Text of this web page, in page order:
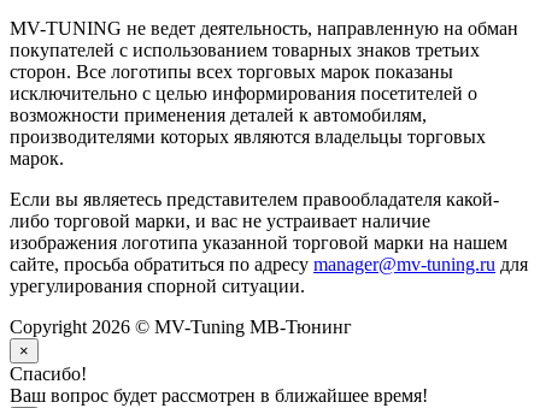
MV-TUNING не ведет деятельность, направленную на обман
покупателей с использованием товарных знаков третьих
сторон. Все логотипы всех торговых марок показаны
исключительно с целью информирования посетителей о
возможности применения деталей к автомобилям,
производителями которых являются владельцы торговых
марок.
Если вы являетесь представителем правообладателя какой-
либо торговой марки, и вас не устраивает наличие
изображения логотипа указанной торговой марки на нашем
сайте, просьба обратиться по адресу manager@mv-tuning.ru для
урегулирования спорной ситуации.
Copyright 2026 © MV-Tuning МВ-Тюнинг
×
Спасибо!
Ваш вопрос будет рассмотрен в ближайшее время!